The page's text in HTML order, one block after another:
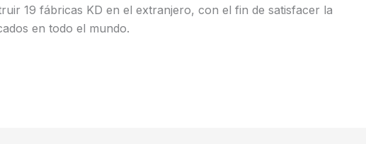
19 fábricas KD en el extranjero, con el fin de satisfacer la
en todo el mundo.